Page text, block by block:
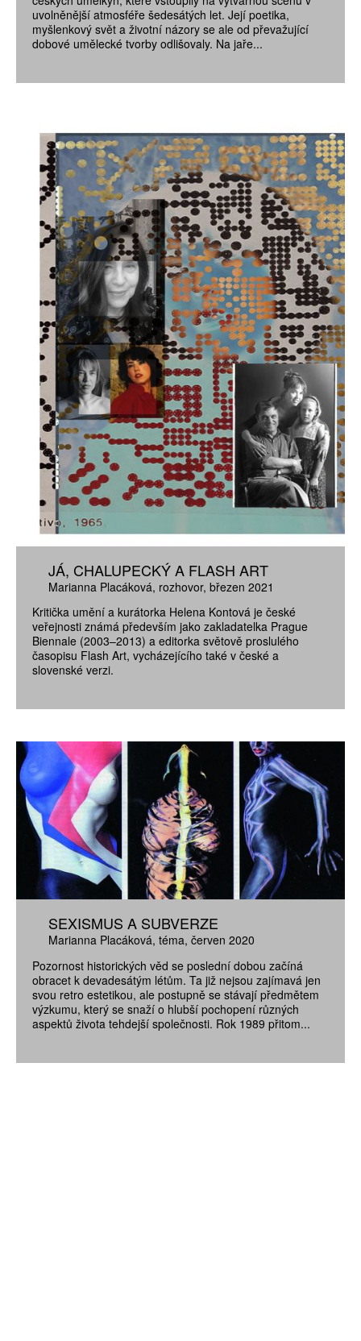
uvolněnější atmosféře šedesátých let. Její poetika,
myšlenkový svět a životní názory se ale od převažující
dobové umělecké tvorby odlišovaly. Na jaře...
JÁ, CHALUPECKÝ A FLASH ART
Marianna Placáková rozhovor březen 2021
Kritička umění a kurátorka Helena Kontová je české
veřejnosti známá především jako zakladatelka Prague
Biennale (2003–2013) a editorka světově proslulého
časopisu Flash Art, vycházejícího také v české a
slovenské verzi.
SEXISMUS A SUBVERZE
Marianna Placáková téma červen 2020
Pozornost historických věd se poslední dobou začíná
obracet k devadesátým létům. Ta již nejsou zajímavá jen
svou retro estetikou, ale postupně se stávají předmětem
výzkumu, který se snaží o hlubší pochopení různých
aspektů života tehdejší společnosti. Rok 1989 přitom...